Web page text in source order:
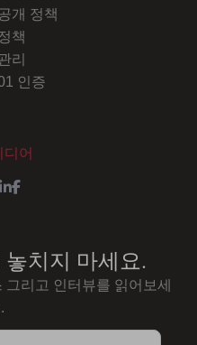
개 정책
책
리
인증
어
LinkedIn
Facebook
치지 마세요.
리고 인터뷰를 읽어보세